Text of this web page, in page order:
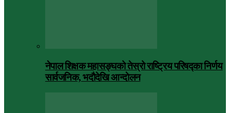
नेपाल शिक्षक महासङ्घको तेस्रो राष्ट्रिय परिषद्का निर्णय
सार्वजनिक, भदाैदेखि आन्दाेलन